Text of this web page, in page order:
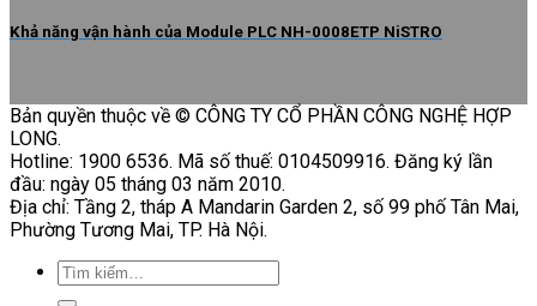
Khả năng vận hành của Module PLC NH-0008ETP NiSTRO
Bản quyền thuộc về © CÔNG TY CỔ PHẦN CÔNG NGHỆ HỢP
LONG.
Hotline: 1900 6536. Mã số thuế: 0104509916. Đăng ký lần
đầu: ngày 05 tháng 03 năm 2010.
Địa chỉ: Tầng 2, tháp A Mandarin Garden 2, số 99 phố Tân Mai,
Phường Tương Mai, TP. Hà Nội.
Tìm
kiếm: